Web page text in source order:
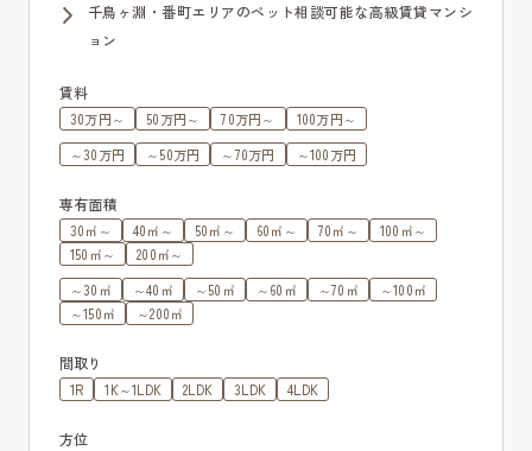
千鳥ヶ淵・番町エリアのペット相談可能な高級賃貸マンシ
ョン
賃料
30万円～ 50万円～ 70万円～
100万円～
～30万円
～50万円 ～70万円 ～100万円
専有面積
30㎡～ 40㎡～ 50㎡～ 60㎡～ 70㎡～
100㎡～
150㎡～
200㎡～
～30㎡
～40㎡ ～50㎡ ～60㎡ ～70㎡
～100㎡
～150㎡
～200㎡
間取り
1R 1K～1LDK 2LDK 3LDK 4LDK
方位